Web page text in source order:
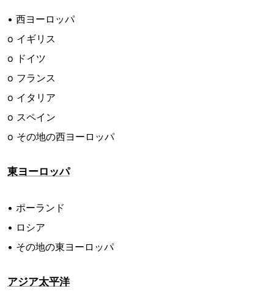
• 西ヨーロッパ
o イギリス
o ドイツ
o フランス
o イタリア
o スペイン
o その地の西ヨーロッパ
東ヨーロッパ
• ポーランド
• ロシア
• その地の東ヨーロッパ
アジア太平洋